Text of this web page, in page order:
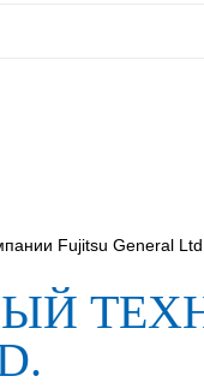
Fujitsu General Ltd.